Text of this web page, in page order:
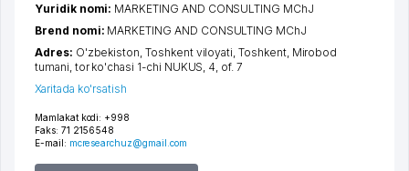
Mamlakat kodi: +998
Faks: 71 2156548
E-mail: mcresearchuz@gmail.com
Yuridik nomi: MARKETING AND CONSULTING MChJ
Brend nomi: MARKETING AND CONSULTING MChJ
Adres: O'zbekiston,Toshkent viloyati ,Toshkent, Mirobod
tumani tor ko'chasi 1-chi NUKUS , 4, of. 7
Xaritada ko'rsatish